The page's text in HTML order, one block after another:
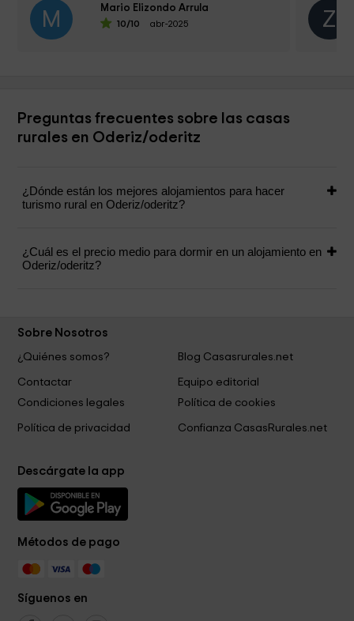
M Mario Elizondo Arrula
10/10 abr-2025 Z
Preguntas frecuentes sobre las casas
rurales en Oderiz/oderitz
¿Dónde están los mejores alojamientos para hacer
turismo rural en Oderiz/oderitz?
¿Cuál es el precio medio para dormir en un alojamiento en
Oderiz/oderitz?
Sobre Nosotros
¿Quiénes somos?
Blog Casasrurales.net
Contactar
Equipo editorial
Condiciones legales
Política de cookies
Política de privacidad Confianza CasasRurales.net
Descárgate la app
Métodos de pago
Síguenos en